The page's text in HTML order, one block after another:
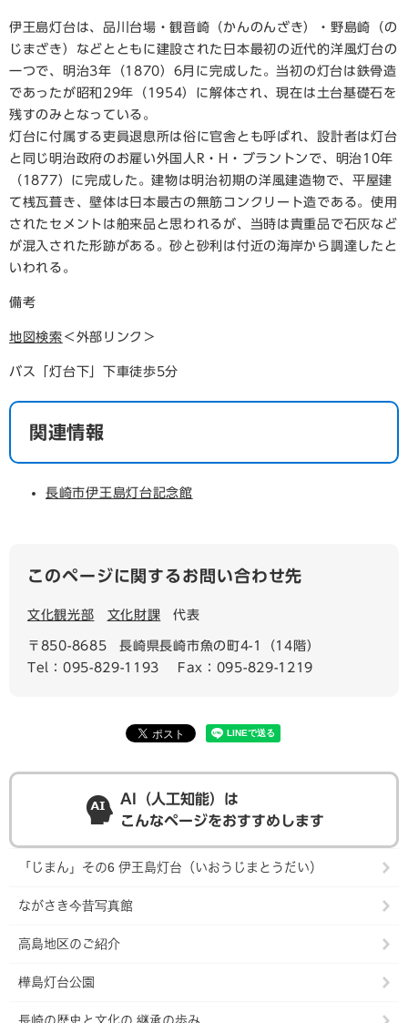
伊王島灯台は、品川台場・観音崎（かんのんざき）・野島崎（の
じまざき）などとともに建設された日本最初の近代的洋風灯台の
一つで、明治3年（1870）6月に完成した。当初の灯台は鉄骨造
であったが昭和29年（1954）に解体され、現在は土台基礎石を
残すのみとなっている。
灯台に付属する吏員退息所は俗に官舎とも呼ばれ、設計者は灯台
と同じ明治政府のお雇い外国人R・H・ブラントンで、明治10年
（1877）に完成した。建物は明治初期の洋風建造物で、平屋建
て桟瓦葺き、壁体は日本最古の無筋コンクリート造である。使用
されたセメントは舶来品と思われるが、当時は貴重品で石灰など
が混入された形跡がある。砂と砂利は付近の海岸から調達したと
いわれる。
備考
地図検索 ＜外部リンク＞
バス「灯台下」下車徒歩5分
関連情報
長崎市伊王島灯台記念館
このページに関するお問い合わせ先
文化観光部 文化財課 代表
〒850-8685
長崎県長崎市魚の町4-1（14階）
Tel：095-829-1193
Fax：095-829-1219
AI（人工知能）は
こんなページをおすすめします
「じまん」その6 伊王島灯台（いおうじまとうだい）
ながさき今昔写真館
高島地区のご紹介
樺島灯台公園